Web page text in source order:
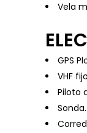
Vela
GPS
VHF
Piloto
Sonda.